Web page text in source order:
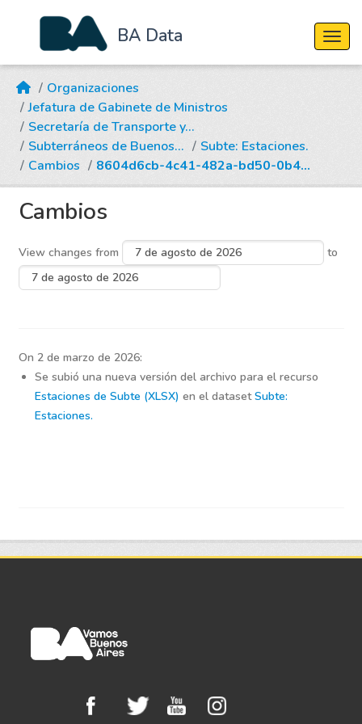
Skip to main content
BA Data
Organizaciones
Jefatura de Gabinete de Ministros
Secretaría de Transporte y...
Subterráneos de Buenos...
Subte: Estaciones.
Cambios
8604d6cb-4c41-482a-bd50-0b4...
Cambios
View changes from to
On 2 de marzo de 2026:
Se subió una nueva versión del archivo para el recurso
Estaciones de Subte (XLSX) en el datasetSubte:
Estaciones.